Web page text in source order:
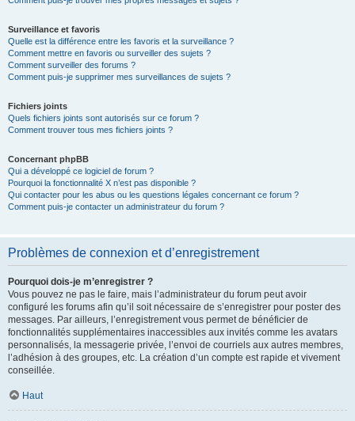
Surveillance et favoris
Quelle est la différence entre les favoris et la surveillance ?
Comment mettre en favoris ou surveiller des sujets ?
Comment surveiller des forums ?
Comment puis-je supprimer mes surveillances de sujets ?
Fichiers joints
Quels fichiers joints sont autorisés sur ce forum ?
Comment trouver tous mes fichiers joints ?
Concernant phpBB
Qui a développé ce logiciel de forum ?
Pourquoi la fonctionnalité X n’est pas disponible ?
Qui contacter pour les abus ou les questions légales concernant ce forum ?
Comment puis-je contacter un administrateur du forum ?
Problèmes de connexion et d’enregistrement
Pourquoi dois-je m’enregistrer ?
Vous pouvez ne pas le faire, mais l’administrateur du forum peut avoir
configuré les forums afin qu’il soit nécessaire de s’enregistrer pour poster des
messages. Par ailleurs, l’enregistrement vous permet de bénéficier de
fonctionnalités supplémentaires inaccessibles aux invités comme les avatars
personnalisés, la messagerie privée, l’envoi de courriels aux autres membres,
l’adhésion à des groupes, etc. La création d’un compte est rapide et vivement
conseillée.
Haut